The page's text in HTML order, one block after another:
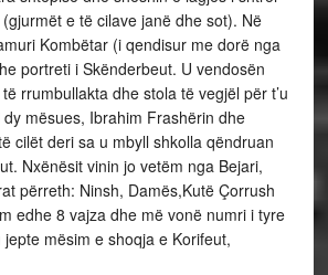
e të cilave janë dhe sot). Në
Kombëtar (i qendisur me dorë nga
portreti i Skënderbeut. U vendosën
rrumbullakta dhe stola të vegjël për t’u
mësues, Ibrahim Frashërin dhe
cilët deri sa u mbyll shkolla qëndruan
Nxënësit vinin jo vetëm nga Bejari,
përreth: Ninsh, Damës,Kutë Çorrush
edhe 8 vajza dhe më vonë numri i tyre
jepte mësim e shoqja e Korifeut,